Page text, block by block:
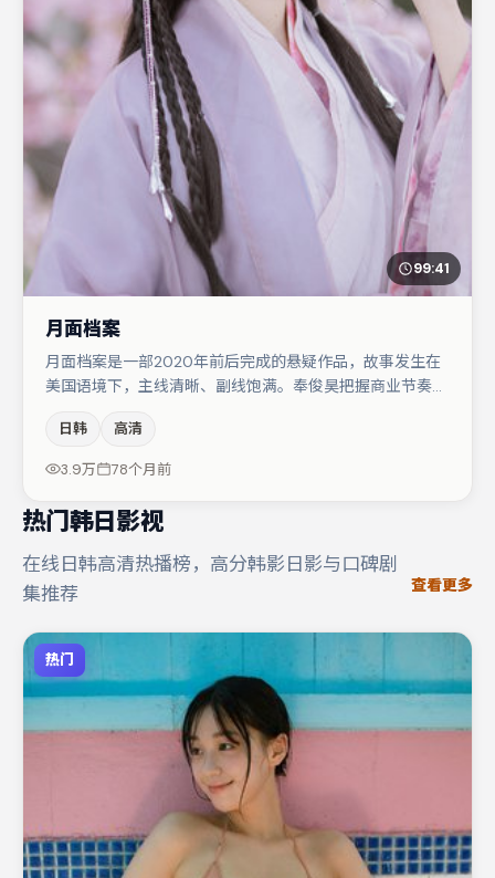
99:41
月面档案
月面档案是一部2020年前后完成的悬疑作品，故事发生在
美国语境下，主线清晰、副线饱满。奉俊昊把握商业节奏的
容包括易烊千玺、胡歌、于和伟等，角色动机前后呼应，适
合喜欢抠台词与伏笔的观众。节奏紧凑、反转有度，值得列
日韩 高清
3.9万 78个月前
热门韩日影视
在线日韩高清热播榜，高分韩影日影与口碑剧
集推荐
查看更多
热门